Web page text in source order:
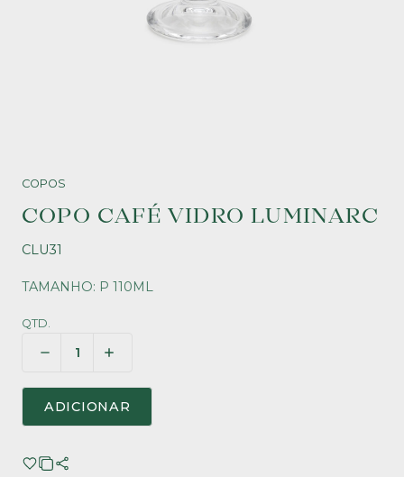
COPOS
COPO CAFÉ VIDRO LUMINARC
CLU31
TAMANHO: P 110ML
QTD.
ADICIONAR